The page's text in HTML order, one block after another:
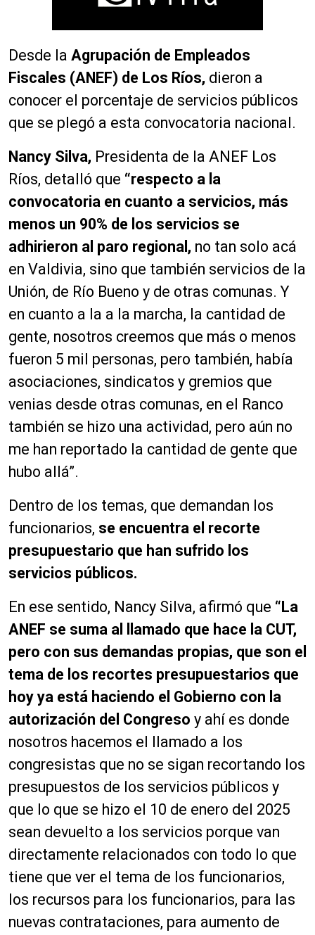
Desde la Agrupación de Empleados
Fiscales (ANEF) de Los Ríos, dieron a
conocer el porcentaje de servicios públicos
que se plegó a esta convocatoria nacional.
Nancy Silva, Presidenta de la ANEF Los
Ríos, detalló que “respecto a la
convocatoria en cuanto a servicios, más
menos un 90% de los servicios se
adhirieron al paro regional, no tan solo acá
en Valdivia, sino que también servicios de la
Unión, de Río Bueno y de otras comunas. Y
en cuanto a la a la marcha, la cantidad de
gente, nosotros creemos que más o menos
fueron 5 mil personas, pero también, había
asociaciones, sindicatos y gremios que
venias desde otras comunas, en el Ranco
también se hizo una actividad, pero aún no
me han reportado la cantidad de gente que
hubo allá”.
Dentro de los temas, que demandan los
funcionarios, se encuentra el recorte
presupuestario que han sufrido los
servicios públicos.
En ese sentido, Nancy Silva, afirmó que “La
ANEF se suma al llamado que hace la CUT,
pero con sus demandas propias, que son el
tema de los recortes presupuestarios que
hoy ya está haciendo el Gobierno con la
autorización del Congreso y ahí es donde
nosotros hacemos el llamado a los
congresistas que no se sigan recortando los
presupuestos de los servicios públicos y
que lo que se hizo el 10 de enero del 2025
sean devuelto a los servicios porque van
directamente relacionados con todo lo que
tiene que ver el tema de los funcionarios,
los recursos para los funcionarios, para las
nuevas contrataciones, para aumento de